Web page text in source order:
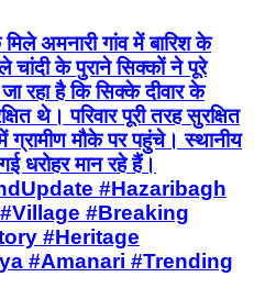
अमनारी गांव में बारिश के
चांदी के पुराने सिक्कों ने पूरे
रहा है कि सिक्के दीवार के
थे। परिवार पूरी तरह सुरक्षित
मौके पर पहुंचे। स्थानीय
धरोहर मान रहे हैं।
#Hazaribagh
#Breaking
#Heritage
#Amanari #Trending